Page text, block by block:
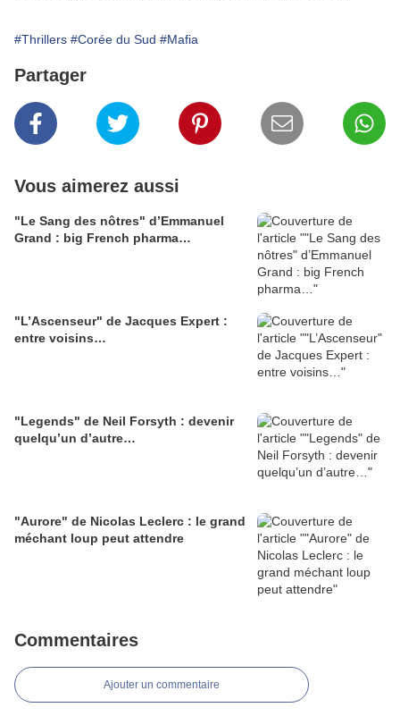
#Thrillers #Corée du Sud #Mafia
Partager
Vous aimerez aussi
"Le Sang des nôtres" d’Emmanuel
Grand : big French pharma…
"L’Ascenseur" de Jacques Expert :
entre voisins…
"Legends" de Neil Forsyth : devenir
quelqu’un d’autre…
"Aurore" de Nicolas Leclerc : le grand
méchant loup peut attendre
Commentaires
Ajouter un commentaire